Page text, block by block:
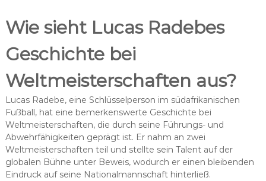
Wie sieht Lucas Radebes
Geschichte bei
Weltmeisterschaften aus?
Lucas Radebe, eine Schlüsselperson im südafrikanischen
Fußball, hat eine bemerkenswerte Geschichte bei
Weltmeisterschaften, die durch seine Führungs- und
Abwehrfähigkeiten geprägt ist. Er nahm an zwei
Weltmeisterschaften teil und stellte sein Talent auf der
globalen Bühne unter Beweis, wodurch er einen bleibenden
Eindruck auf seine Nationalmannschaft hinterließ.